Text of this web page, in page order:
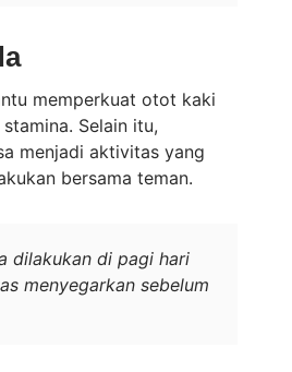
memperkuat otot kaki
Selain itu,
menjadi aktivitas yang
bersama teman.
dilakukan di pagi hari
menyegarkan sebelum